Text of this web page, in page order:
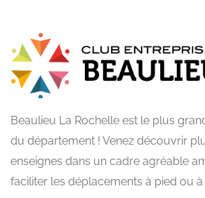
Beaulieu La Rochelle est le plus
du département ! Venez découvrir
enseignes dans un cadre agréable
faciliter les déplacements à pied ou à